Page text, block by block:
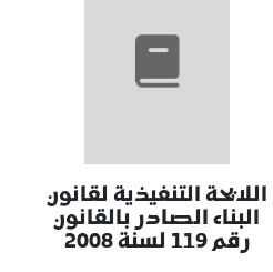
اللايحة التنفيذية لقانون
البناء الصادر بالقانون
رقم 119 لسنة 2008